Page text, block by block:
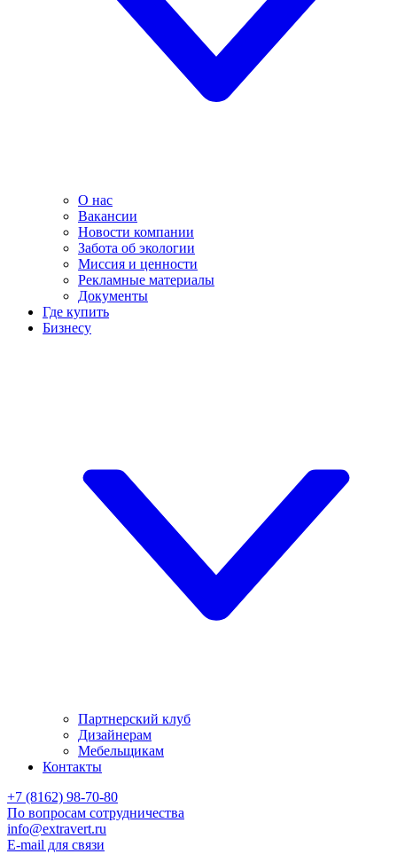
О нас
Вакансии
Новости компании
Забота об экологии
Миссия и ценности
Рекламные материалы
Документы
Где купить
Бизнесу
Партнерский клуб
Дизайнерам
Мебельщикам
Контакты
+7 (8162) 98-70-80
По вопросам сотрудничества
info@extravert.ru
E-mail для связи